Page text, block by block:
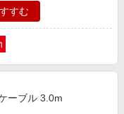
すむ
ーブル 3.0m